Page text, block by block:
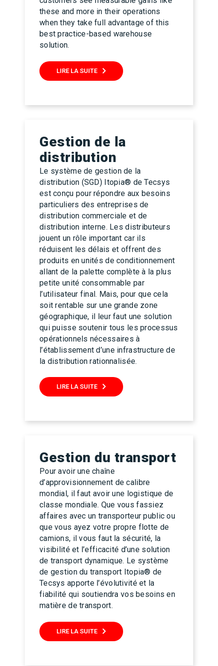
these and more in their operations
when they take full advantage of this
best practice-based warehouse
solution.
LIRE LA SUITE
Gestion de la
distribution
Le système de gestion de la
distribution (SGD) Itopia® de Tecsys
est conçu pour répondre aux besoins
particuliers des entreprises de
distribution commerciale et de
distribution interne. Les distributeurs
jouent un rôle important car ils
réduisent les délais et offrent des
produits en unités de conditionnement
allant de la palette complète à la plus
petite unité consommable par
l’utilisateur final. Mais, pour que cela
soit rentable sur une grande zone
géographique, il leur faut une solution
qui puisse soutenir tous les processus
opérationnels nécessaires à
l’établissement d’une infrastructure de
la distribution rationnalisée.
LIRE LA SUITE
Gestion du transport
Pour avoir une chaîne
d’approvisionnement de calibre
mondial, il faut avoir une logistique de
classe mondiale. Que vous fassiez
affaires avec un transporteur public ou
que vous ayez votre propre flotte de
camions, il vous faut la sécurité, la
visibilité et l’efficacité d’une solution
de transport dynamique. Le système
de gestion du transport Itopia® de
Tecsys apporte l’évolutivité et la
fiabilité qui soutiendra vos besoins en
matière de transport.
LIRE LA SUITE